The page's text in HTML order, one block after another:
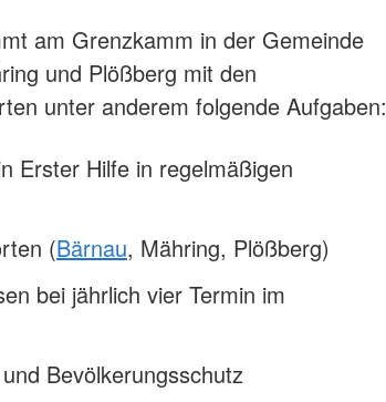
am Grenzkamm in der Gemeinde
und Plößberg mit den
unter anderem folgende Aufgaben:
Erster Hilfe in regelmäßigen
(Bärnau, Mähring, Plößberg)
bei jährlich vier Termin im
Bevölkerungsschutz